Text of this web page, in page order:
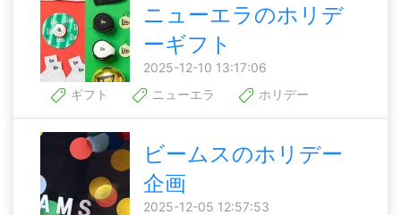
ニューエラのホリデ
ーギフト
2025-12-10 13:17:06
ギフト
ニューエラ ホリデー
ビームスのホリデー
企画
2025-12-05 12:57:53